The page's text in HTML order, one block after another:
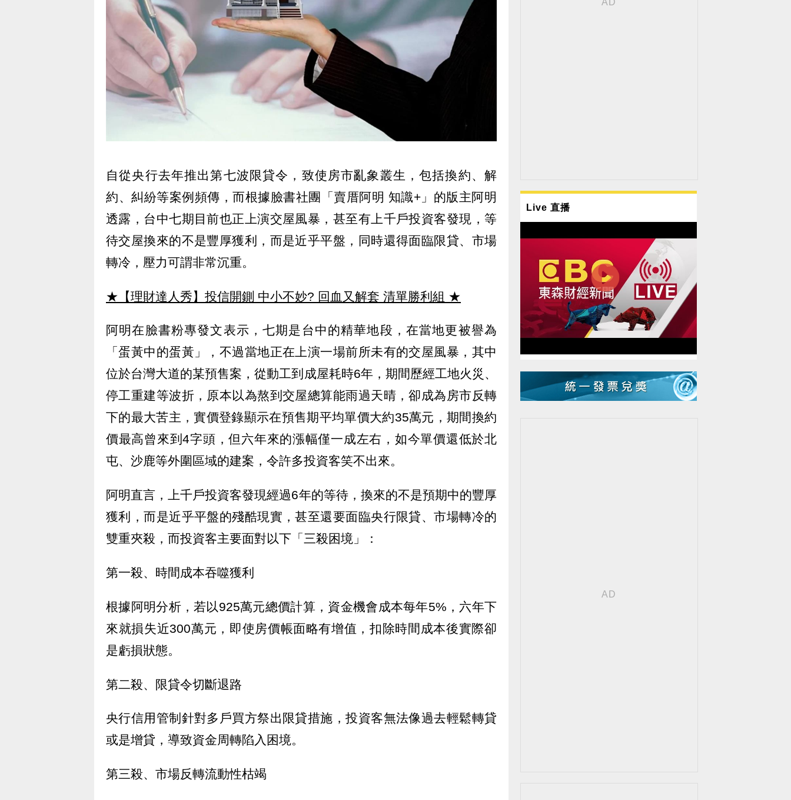
自從央行去年推出第七波限貸令，致使房市亂象叢生，包括換約、解
約、糾紛等案例頻傳，而根據臉書社團「賣厝阿明 知識+」的版主阿明
透露，台中七期目前也正上演交屋風暴，甚至有上千戶投資客發現，等
待交屋換來的不是豐厚獲利，而是近乎平盤，同時還得面臨限貸、市場
轉冷，壓力可謂非常沉重。
★【理財達人秀】投信開鍘 中小不妙? 回血又解套 清單勝利組 ★
阿明在臉書粉專發文表示，七期是台中的精華地段，在當地更被譽為
「蛋黃中的蛋黃」，不過當地正在上演一場前所未有的交屋風暴，其中
位於台灣大道的某預售案，從動工到成屋耗時6年，期間歷經工地火災、
停工重建等波折，原本以為熬到交屋總算能雨過天晴，卻成為房市反轉
下的最大苦主，實價登錄顯示在預售期平均單價大約35萬元，期間換約
價最高曾來到4字頭，但六年來的漲幅僅一成左右，如今單價還低於北
屯、沙鹿等外圍區域的建案，令許多投資客笑不出來。
阿明直言，上千戶投資客發現經過6年的等待，換來的不是預期中的豐厚
獲利，而是近乎平盤的殘酷現實，甚至還要面臨央行限貸、市場轉冷的
雙重夾殺，而投資客主要面對以下「三殺困境」：
第一殺、時間成本吞噬獲利
根據阿明分析，若以925萬元總價計算，資金機會成本每年5%，六年下
來就損失近300萬元，即使房價帳面略有增值，扣除時間成本後實際卻
是虧損狀態。
第二殺、限貸令切斷退路
央行信用管制針對多戶買方祭出限貸措施，投資客無法像過去輕鬆轉貸
或是增貸，導致資金周轉陷入困境。
第三殺、市場反轉流動性枯竭
Live 直播